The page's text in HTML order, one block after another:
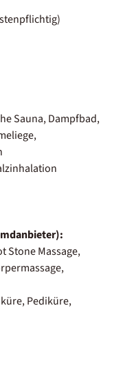
Sauna, Dampfbad,
Stone Massage,
Pediküre,